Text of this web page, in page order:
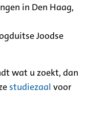
in Den Haag,
Joodse
wat u zoekt, dan
studiezaal voor